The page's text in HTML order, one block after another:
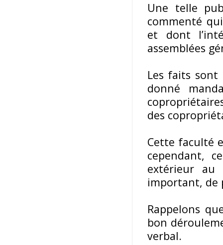
Une telle
commenté
et dont
assemblées
Les faits sont
donné
des
Cette faculté
cependant,
extérieur au
important, de
Rappelons
bon
verbal.